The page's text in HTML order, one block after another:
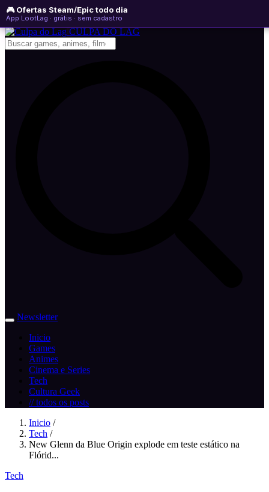
🎮 Ofertas Steam/Epic todo dia
App LootLag · grátis · sem cadastro
sexta-feira, 07 de agosto de 2026
Newsletter
CULPA DO LAG
Newsletter
Inicio
Games
Animes
Cinema e Series
Tech
Cultura Geek
// todos os posts
Inicio /
Tech /
New Glenn da Blue Origin explode em teste estático na
Flórid...
Tech